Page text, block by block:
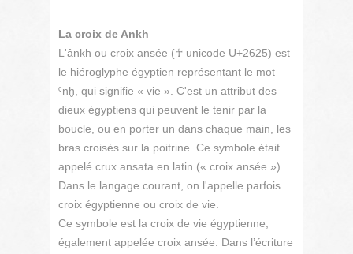
La croix de Ankh
L'ânkh ou croix ansée (☥ unicode U+2625) est
le hiéroglyphe égyptien représentant le mot
ˁnḫ, qui signifie « vie ». C'est un attribut des
dieux égyptiens qui peuvent le tenir par la
boucle, ou en porter un dans chaque main, les
bras croisés sur la poitrine. Ce symbole était
appelé crux ansata en latin (« croix ansée »).
Dans le langage courant, on l'appelle parfois
croix égyptienne ou croix de vie.
Ce symbole est la croix de vie égyptienne,
également appelée croix ansée. Dans l’écriture